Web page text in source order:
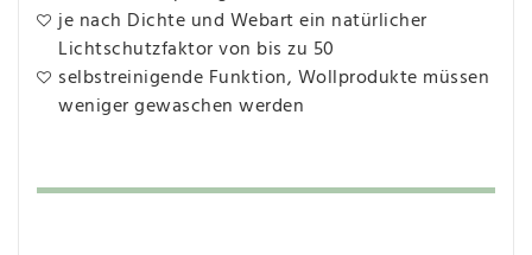
je nach Dichte und Webart ein natürlicher
Lichtschutzfaktor von bis zu 50
selbstreinigende Funktion, Wollprodukte müssen
weniger gewaschen werden